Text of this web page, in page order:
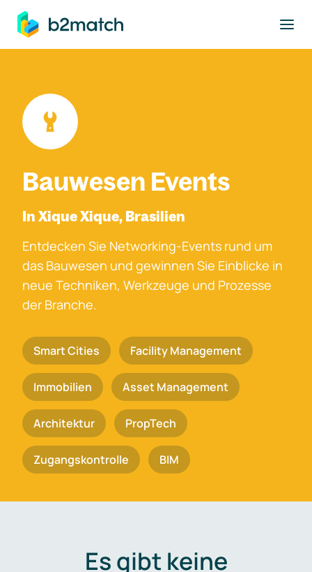
springen
Bauwesen Events
In Xique Xique, Brasilien
Entdecken Sie Networking-Events rund um
das Bauwesen und gewinnen Sie Einblicke in
neue Techniken, Werkzeuge und Prozesse
der Branche.
Smart Cities Facility Management
Immobilien Asset Management
Architektur PropTech
Zugangskontrolle BIM
Es gibt keine